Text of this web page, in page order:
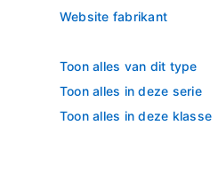
Website fabrikant
Toon alles van dit type
Toon alles in deze serie
Toon alles in deze klasse